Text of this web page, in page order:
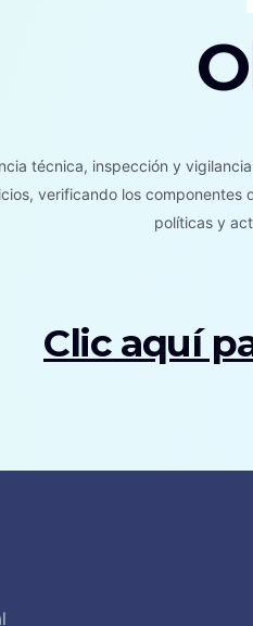
técnica, inspección y
verificando los
políticas y
Clic aquí